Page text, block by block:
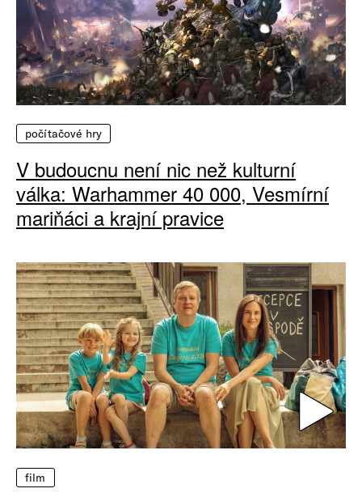
počítačové hry
V budoucnu není nic než kulturní
válka: Warhammer 40 000, Vesmírní
mariňáci a krajní pravice
film